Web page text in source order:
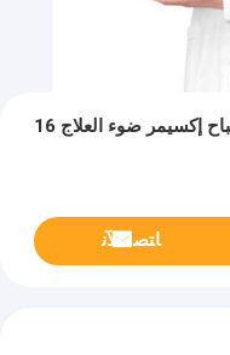
CE FDA الصدفية آلة الليزر XeCl مصباح إكسيمر ضوء العلاج 16
ﺎﺘﺼﻟ ﺍﻶﻧ